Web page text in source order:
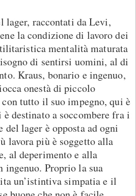
lager, raccontati da Levi,
la condizione di lavoro dei
mentalità maturata
di sentirsi uomini, al di
Kraus, bonario e ingenuo,
onestà di piccolo
tutto il suo impegno, qui è
destinato a soccombere fra i
lager è opposta ad ogni
lavora più è soggetto alla
al deperimento e alla
ingenuo. Proprio la sua
un’istintiva simpatia e il